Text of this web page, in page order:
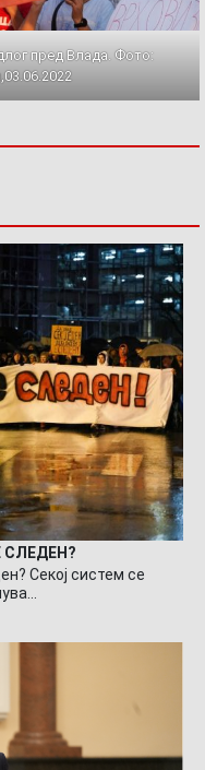
пред Влада. Фото:
Секој систем се